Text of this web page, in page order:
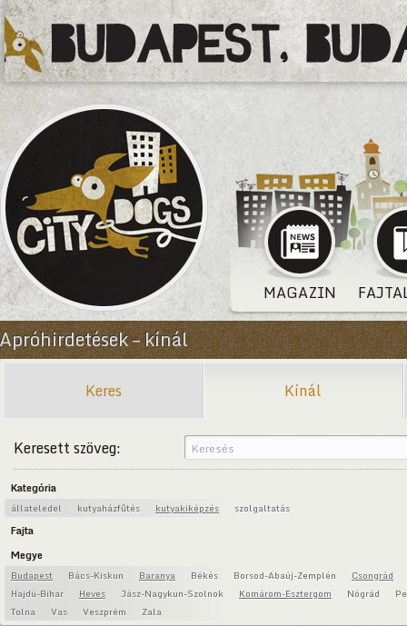
MAGAZIN
Apróhirdetések – kínál
Keres Kínál
Keresett szöveg:
Kategória
állateledel kutyaházfűtés kutyakiképzés szolgaltatás
Fajta
Megye
Budapest Bács-Kiskun Baranya Békés Borsod-Abaúj-Zemplén
Csongrád
Hajdú-Bihar
Heves Jász-Nagykun-Szolnok Komárom-Esztergom Nógrád
Tolna
Vas Veszprém Zala